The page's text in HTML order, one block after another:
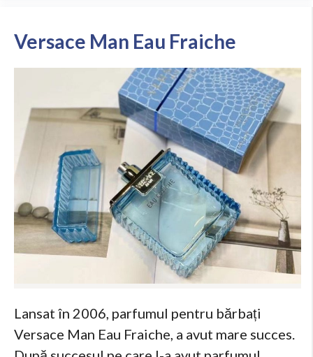
Versace Man Eau Fraiche
Lansat în 2006, parfumul pentru bărbați
Versace Man Eau Fraiche, a avut mare succes.